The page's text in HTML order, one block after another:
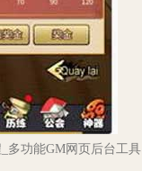
多功能GM网页后台工具